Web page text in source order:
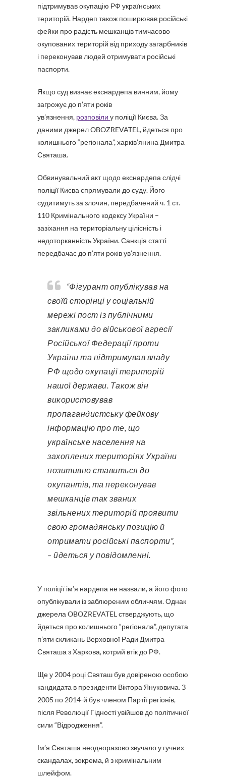
підтримував окупацію РФ українських
територій. Нардеп також поширював російські
фейки про радість мешканців тимчасово
окупованих територій від приходу загарбників
і переконував людей отримувати російські
паспорти.
Якщо суд визнає екснардепа винним, йому
загрожує до п’яти років
ув’язнення, розповіли у поліції Києва. За
даними джерел OBOZREVATEL, йдеться про
колишнього “регіонала”, харків’янина Дмитра
Святаша.
Обвинувальний акт щодо екснардепа слідчі
поліції Києва спрямували до суду. Його
судитимуть за злочин, передбачений ч. 1 ст.
110 Кримінального кодексу України –
зазіхання на територіальну цілісність і
недоторканність України. Санкція статті
передбачає до п’яти років ув’язнення.
“Фігурант опублікував на
своїй сторінці у соціальній
мережі пост із публічними
закликами до військової агресії
Російської Федерації проти
України та підтримував владу
РФ щодо окупації територій
нашої держави. Також він
використовував
пропагандистську фейкову
інформацію про те, що
українське населення на
захоплених територіях України
позитивно ставиться до
окупантів, та переконував
мешканців так званих
звільнених територій проявити
свою громадянську позицію й
отримати російські паспорти”,
– йдеться у повідомленні.
У поліції ім’я нардепа не назвали, а його фото
опублікували із заблюреним обличчям. Однак
джерела OBOZREVATEL стверджують, що
йдеться про колишнього “регіонала”, депутата
п’яти скликань Верховної Ради Дмитра
Святаша з Харкова, котрий втік до РФ.
Ще у 2004 році Святаш був довіреною особою
кандидата в президенти Віктора Януковича. З
2005 по 2014-й був членом Партії регіонів,
після Революції Гідності увійшов до політичної
сили “Відродження”.
Ім’я Святаша неодноразово звучало у гучних
скандалах, зокрема, й з кримінальним
шлейфом.